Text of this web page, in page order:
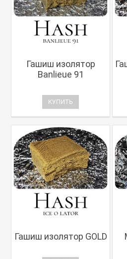
Гашиш изолятор
Banlieue 91
КУПИТЬ
Гашиш изолятор GOLD